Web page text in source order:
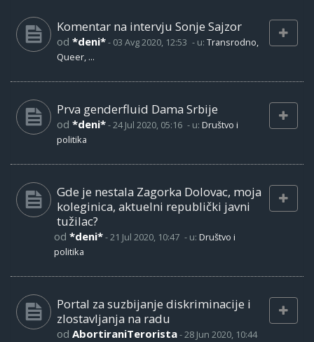
Komentar na intervju Sonje Sajzor
od *deni*- 03 Avg 2020, 12:53 - u: Transrodno,
Queer, ...
Prva genderfluid Dama Srbije
od *deni*-24 Jul 2020, 05:16 - u: Društvo i
politika
Gde je nestala Zagorka Dolovac, moja
koleginica, aktuelni republički javni
tužilac?
od *deni*-21 Jul 2020, 10:47 - u: Društvo i
politika
Portal za suzbijanje diskriminacije i
zlostavljanja na radu
od AbortiraniTerorista-28 Jun 2020, 10:44